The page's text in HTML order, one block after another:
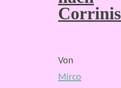
Corrinis
Von
Mirco